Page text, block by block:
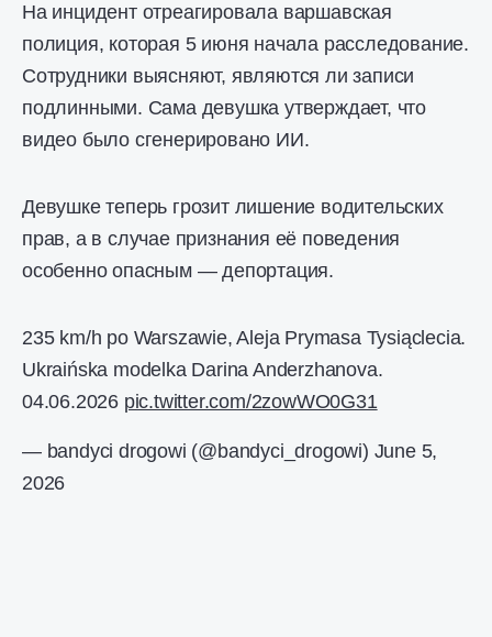
На инцидент отреагировала варшавская
полиция, которая 5 июня начала расследование.
Сотрудники выясняют, являются ли записи
подлинными. Сама девушка утверждает, что
видео было сгенерировано ИИ.
Девушке теперь грозит лишение водительских
прав, а в случае признания её поведения
особенно опасным — депортация.
235 km/h po Warszawie, Aleja Prymasa Tysiąclecia.
Ukraińska modelka Darina Anderzhanova.
04.06.2026 pic.twitter.com/2zowWO0G31
— bandyci drogowi (@bandyci_drogowi) June 5,
2026